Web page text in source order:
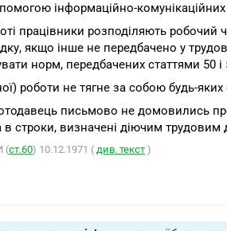
інформаційно-
працівники розподіляють
якщо інше не передбачено у
норм, передбачених статтями 50 і
роботи не тягне за собою будь-
письмово не домовились
в строки, визначені діючим трудовим
(ст.60) 10.12.1971 ( див. текст )